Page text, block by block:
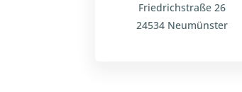
Friedrichstraße 26
24534 Neumünster